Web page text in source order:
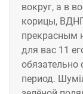
вокруг, а в
корицы,
прекрасным
для вас 11
обязательно
период.